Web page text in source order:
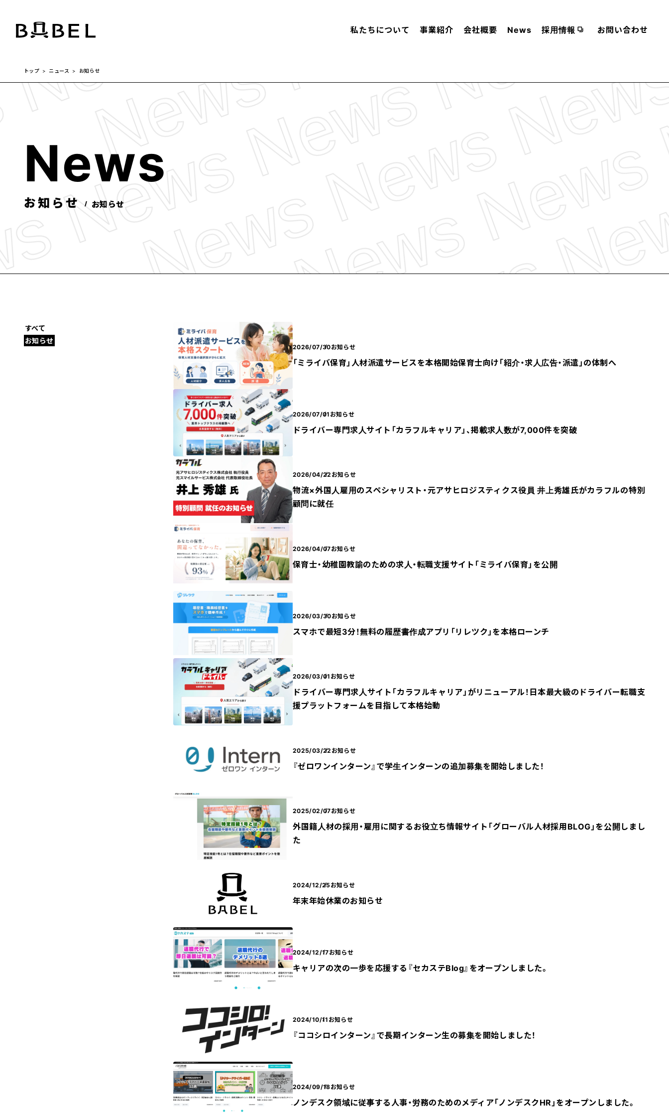
私たちについて 事業紹介 会社概要 News 採用情報 お問い合わせ
事業紹介
News
採用情報
トップ > ニュース > お知らせ
お知らせ お知らせ
News
すべて
お知らせ
2026/07/30お知らせ
「ミライバ保育」人材派遣サービスを本格開始保育士向け「紹介・求人広告・派遣」の体制へ
2026/07/01 お知らせ
ドライバー専門求人サイト「カラフルキャリア」、掲載求人数が7,000件を突破
2026/04/22 お知らせ
物流×外国人雇用のスペシャリスト・元アサヒロジスティクス役員 井上秀雄氏がカラフルの特別
顧問に就任
2026/04/07お知らせ
保育士・幼稚園教諭のための求人・転職支援サイト「ミライバ保育」を公開
2026/03/30お知らせ
スマホで最短3分！無料の履歴書作成アプリ「リレツク」を本格ローンチ
2026/03/01 お知らせ
ドライバー専門求人サイト「カラフルキャリア」がリニューアル！日本最大級のドライバー転職支
援プラットフォームを目指して本格始動
2025/03/22 お知らせ
『ゼロワンインターン』で学生インターンの追加募集を開始しました！
2025/02/07お知らせ
外国籍人材の採用・雇用に関するお役立ち情報サイト「グローバル人材採用BLOG」を公開しまし
た
2024/12/25 お知らせ
年末年始休業のお知らせ
2024/12/17お知らせ
キャリアの次の一歩を応援する『セカステBlog』をオープンしました。
2024/10/11 お知らせ
『ココシロインターン』で長期インターン生の募集を開始しました！
2024/09/18お知らせ
ノンデスク領域に従事する人事・労務のためのメディア「ノンデスクHR」をオープンしました。